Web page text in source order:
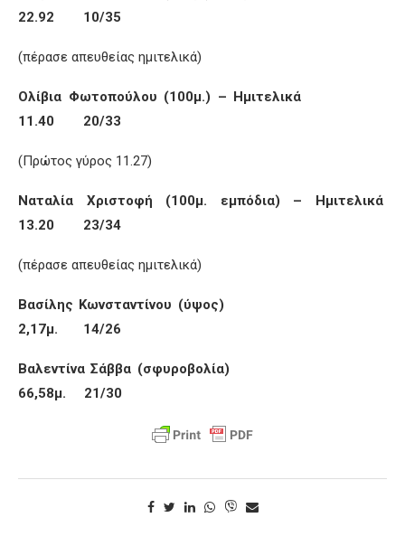
22.92 10/35
(πέρασε απευθείας ημιτελικά)
Ολίβια Φωτοπούλου (100μ.) – Ημιτελικά
11.40 20/33
(Πρώτος γύρος 11.27)
Ναταλία Χριστοφή (100μ. εμπόδια) – Ημιτελικά
13.20 23/34
(πέρασε απευθείας ημιτελικά)
Βασίλης Κωνσταντίνου (ύψος)
2,17μ. 14/26
Βαλεντίνα Σάββα (σφυροβολία)
66,58μ. 21/30